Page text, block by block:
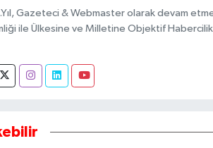
Gazeteci & Webmaster olarak devam
ile Ülkesine ve Milletine Objektif Habercilik